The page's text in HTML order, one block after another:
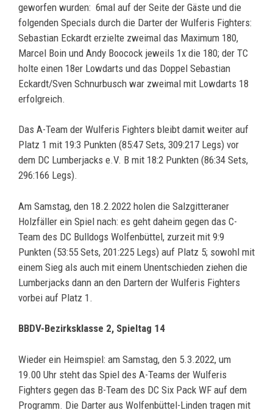
geworfen wurden: 6mal auf der Seite der Gäste und die
folgenden Specials durch die Darter der Wulferis Fighters:
Sebastian Eckardt erzielte zweimal das Maximum 180,
Marcel Boin und Andy Boocock jeweils 1x die 180; der TC
holte einen 18er Lowdarts und das Doppel Sebastian
Eckardt/Sven Schnurbusch war zweimal mit Lowdarts 18
erfolgreich.
Das A-Team der Wulferis Fighters bleibt damit weiter auf
Platz 1 mit 19:3 Punkten (85:47 Sets, 309:217 Legs) vor
dem DC Lumberjacks e.V. B mit 18:2 Punkten (86:34 Sets,
296:166 Legs).
Am Samstag, den 18.2.2022 holen die Salzgitteraner
Holzfäller ein Spiel nach: es geht daheim gegen das C-
Team des DC Bulldogs Wolfenbüttel, zurzeit mit 9:9
Punkten (53:55 Sets, 201:225 Legs) auf Platz 5; sowohl mit
einem Sieg als auch mit einem Unentschieden ziehen die
Lumberjacks dann an den Dartern der Wulferis Fighters
vorbei auf Platz 1.
BBDV-Bezirksklasse 2, Spieltag 14
Wieder ein Heimspiel: am Samstag, den 5.3.2022, um
19.00 Uhr steht das Spiel des A-Teams der Wulferis
Fighters gegen das B-Team des DC Six Pack WF auf dem
Programm. Die Darter aus Wolfenbüttel-Linden tragen mit